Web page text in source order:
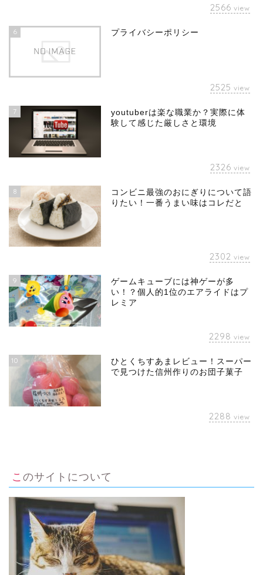
2566 view
6 プライバシーポリシー
2525 view
7
youtuberは楽な職業か？実際に体
験して感じた厳しさと環境
2326 view
8
コンビニ最強のおにぎりについて語
りたい！一番うまい味はコレだと
2302 view
9
ゲームキューブには神ゲーが多
い！？個人的1位のエアライドはプ
レミア
2298 view
10
ひとくちすあまレビュー！スーパー
で見つけた信州作りのお団子菓子
2288 view
このサイトについて